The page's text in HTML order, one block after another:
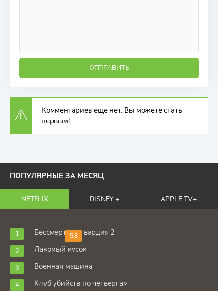
ОТПРАВИТЬ
Комментариев еще нет. Вы можете стать
первым!
ПОПУЛЯРНЫЕ ЗА МЕСЯЦ
NETFLIX DISNEY + APPLE TV+
5.8
Бессмертная гвардия 2
Лакомый кусок
Военная машина
Клуб убийств по четвергам